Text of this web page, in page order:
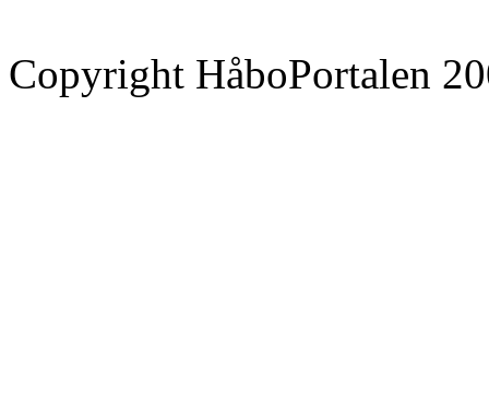
Copyright HåboPortalen